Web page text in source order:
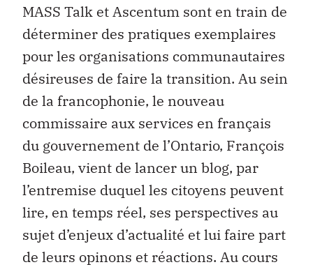
MASS Talk et Ascentum sont en train de
déterminer des pratiques exemplaires
pour les organisations communautaires
désireuses de faire la transition. Au sein
de la francophonie, le nouveau
commissaire aux services en français
du gouvernement de l’Ontario, François
Boileau, vient de lancer un blog, par
l’entremise duquel les citoyens peuvent
lire, en temps réel, ses perspectives au
sujet d’enjeux d’actualité et lui faire part
de leurs opinons et réactions. Au cours